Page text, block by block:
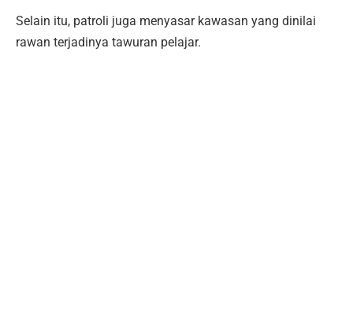
Selain itu, patroli juga menyasar kawasan yang dinilai
rawan terjadinya tawuran pelajar.